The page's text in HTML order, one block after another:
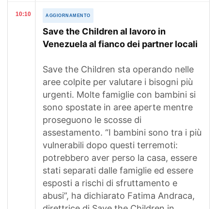
10:10 AGGIORNAMENTO
Save the Children al lavoro in
Venezuela al fianco dei partner locali
Save the Children sta operando nelle
aree colpite per valutare i bisogni più
urgenti. Molte famiglie con bambini si
sono spostate in aree aperte mentre
proseguono le scosse di
assestamento. “I bambini sono tra i più
vulnerabili dopo questi terremoti:
potrebbero aver perso la casa, essere
stati separati dalle famiglie ed essere
esposti a rischi di sfruttamento e
abusi”, ha dichiarato Fatima Andraca,